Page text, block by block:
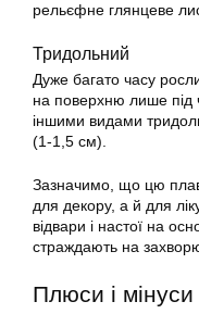
рельєфне глянцеве
Тридольний
Дуже багато часу
на поверхню лише під
іншими видами
(1-1,5 см).
Зазначимо, що цю
для декору, а й для
відвари і настої на
страждають на
Плюси і мінуси